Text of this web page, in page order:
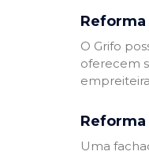
O Grifo
oferecem
Uma